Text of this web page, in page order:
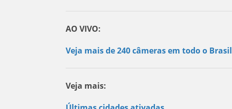
AO VIVO:
Veja mais de 240 câmeras em todo o Brasil
Veja mais: